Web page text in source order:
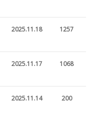
2025.11.18 1257
2025.11.17 1068
2025.11.14 200